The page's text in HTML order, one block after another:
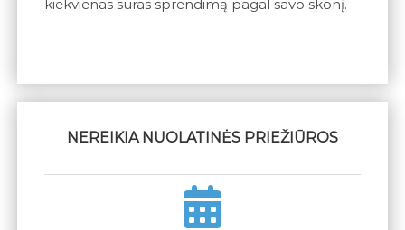
kiekvienas suras sprendimą pagal savo skonį.
NEREIKIA NUOLATINĖS PRIEŽIŪROS